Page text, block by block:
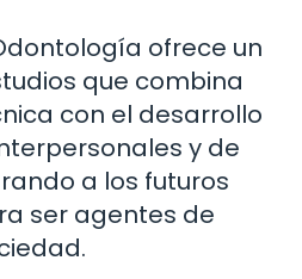
ofrece un
que combina
con el desarrollo
y de
a los futuros
ser agentes de